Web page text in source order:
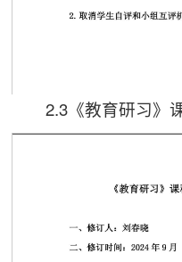
2.3《教育研习》